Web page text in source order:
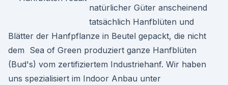
natürlicher Güter anscheinend
tatsächlich Hanfblüten und
Blätter der Hanfpflanze in Beutel gepackt, die nicht
dem Sea of Green produziert ganze Hanfblüten
(Bud's) vom zertifiziertem Industriehanf. Wir haben
uns spezialisiert im Indoor Anbau unter